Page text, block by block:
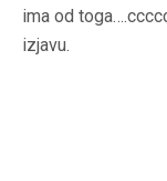
ima od
izjavu.